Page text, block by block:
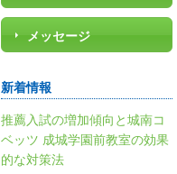
メッセージ
新着情報
推薦入試の増加傾向と城南コ
ベッツ 成城学園前教室の効果
的な対策法